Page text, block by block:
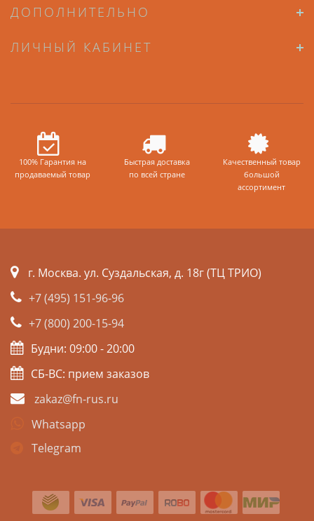
ДОПОЛНИТЕЛЬНО
ЛИЧНЫЙ КАБИНЕТ
100% Гарантия на
продаваемый товар
Быстрая доставка
по всей стране
Качественный товар
большой
ассортимент
г. Москва. ул. Суздальская, д. 18г (ТЦ ТРИО)
+7 (495) 151-96-96
+7 (800) 200-15-94
Будни: 09:00 - 20:00
СБ-ВС: прием заказов
zakaz@fn-rus.ru
Whatsapp
Telegram